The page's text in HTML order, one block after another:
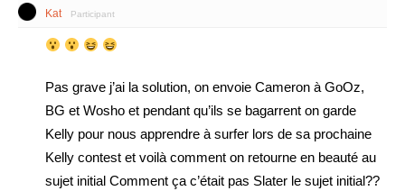
Kat Participant
Pas grave j’ai la solution, on envoie Cameron à GoOz,
BG et Wosho et pendant qu’ils se bagarrent on garde
Kelly pour nous apprendre à surfer lors de sa prochaine
Kelly contest et voilà comment on retourne en beauté au
sujet initial Comment ça c’était pas Slater le sujet initial??